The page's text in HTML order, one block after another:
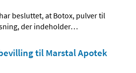
besluttet, at Botox, pulver til
der indeholder…
til Marstal Apotek